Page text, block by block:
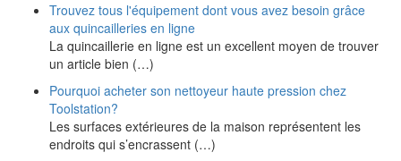
Trouvez tous l'équipement dont vous avez besoin grâce
aux quincailleries en ligne
La quincaillerie en ligne est un excellent moyen de trouver
un article bien (…)
Pourquoi acheter son nettoyeur haute pression chez
Toolstation?
Les surfaces extérieures de la maison représentent les
endroits qui s’encrassent (…)